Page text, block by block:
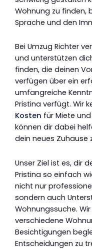
Wohnung zu finden,
Sprache und den
Bei Umzug Richter
und unterstützen
finden, die deinen
verfügen über ein
umfangreiche
Pristina verfügt. Wir
Kosten für Miete
können dir dabei
dein neues Zuhause
Unser Ziel ist es, dir
Pristina so einfach
nicht nur
sondern auch
Wohnungssuche.
verschiedene
Besichtigungen
Entscheidungen zu